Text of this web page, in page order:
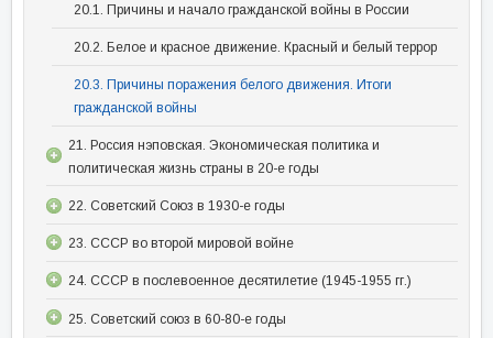
20.1. Причины и начало гражданской войны в России
20.2. Белое и красное движение. Красный и белый террор
20.3. Причины поражения белого движения. Итоги
гражданской войны
21. Россия нэповская. Экономическая политика и
политическая жизнь страны в 20-е годы
22. Советский Союз в 1930-е годы
23. СССР во второй мировой войне
24. СССР в послевоенное десятилетие (1945-1955 гг.)
25. Советский союз в 60-80-е годы